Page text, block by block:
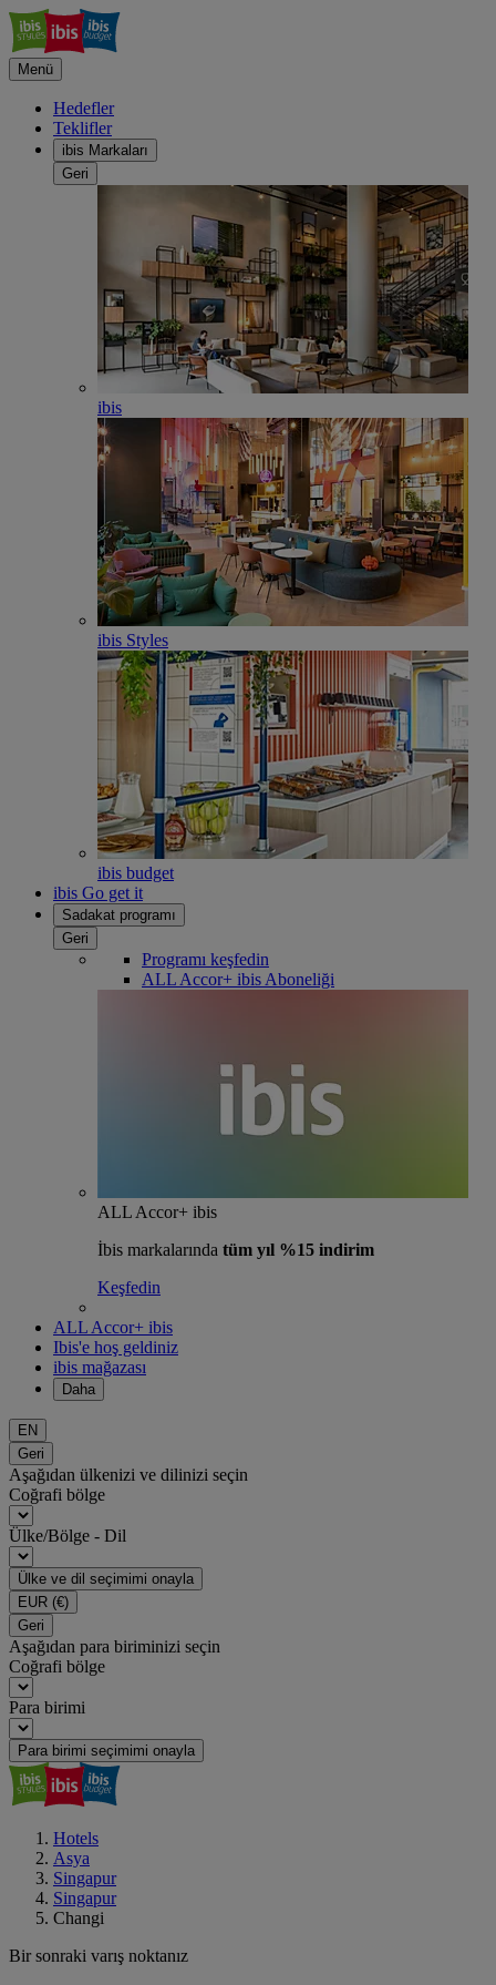
Menü
Hedefler
Teklifler
ibis Markaları
Geri
ibis
ibis Styles
ibis budget
ibis Go get it
Sadakat programı
Geri
Programı keşfedin
ALL Accor+ ibis Aboneliği
ALL Accor+ ibis
İbis markalarında tüm yıl %15 indirim
Keşfedin
ALL Accor+ ibis
Ibis'e hoş geldiniz
ibis mağazası
Daha
EN
Geri
Aşağıdan ülkenizi ve dilinizi seçin
Coğrafi bölge
Ülke/Bölge - Dil
Ülke ve dil seçimimi onayla
EUR (€)
Geri
Aşağıdan para biriminizi seçin
Coğrafi bölge
Para birimi
Para birimi seçimimi onayla
Hotels
Asya
Singapur
Singapur
Changi
Bir sonraki varış noktanız